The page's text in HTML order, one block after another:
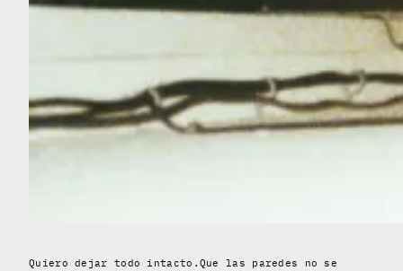
Quiero dejar todo intacto.Que las paredes no se